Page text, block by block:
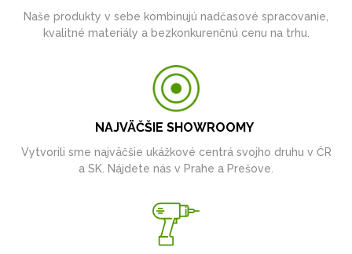
Naše produkty v sebe kombinujú nadčasové spracovanie,
kvalitné materiály a bezkonkurenčnú cenu na trhu.
NAJVÄČŠIE SHOWROOMY
Vytvorili sme najväčšie ukážkové centrá svojho druhu v ČR
a SK. Nájdete nás v Prahe a Prešove.